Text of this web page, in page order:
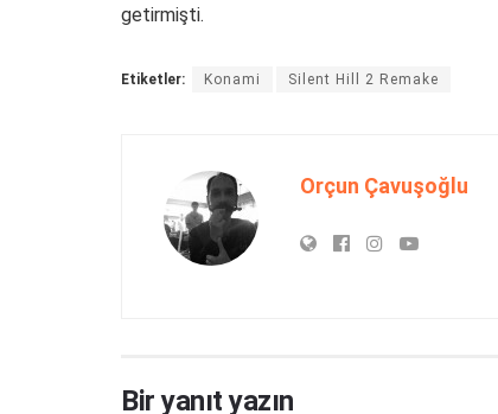
getirmişti.
Etiketler: Konami Silent Hill 2 Remake
Orçun Çavuşoğlu
Bir yanıt yazın